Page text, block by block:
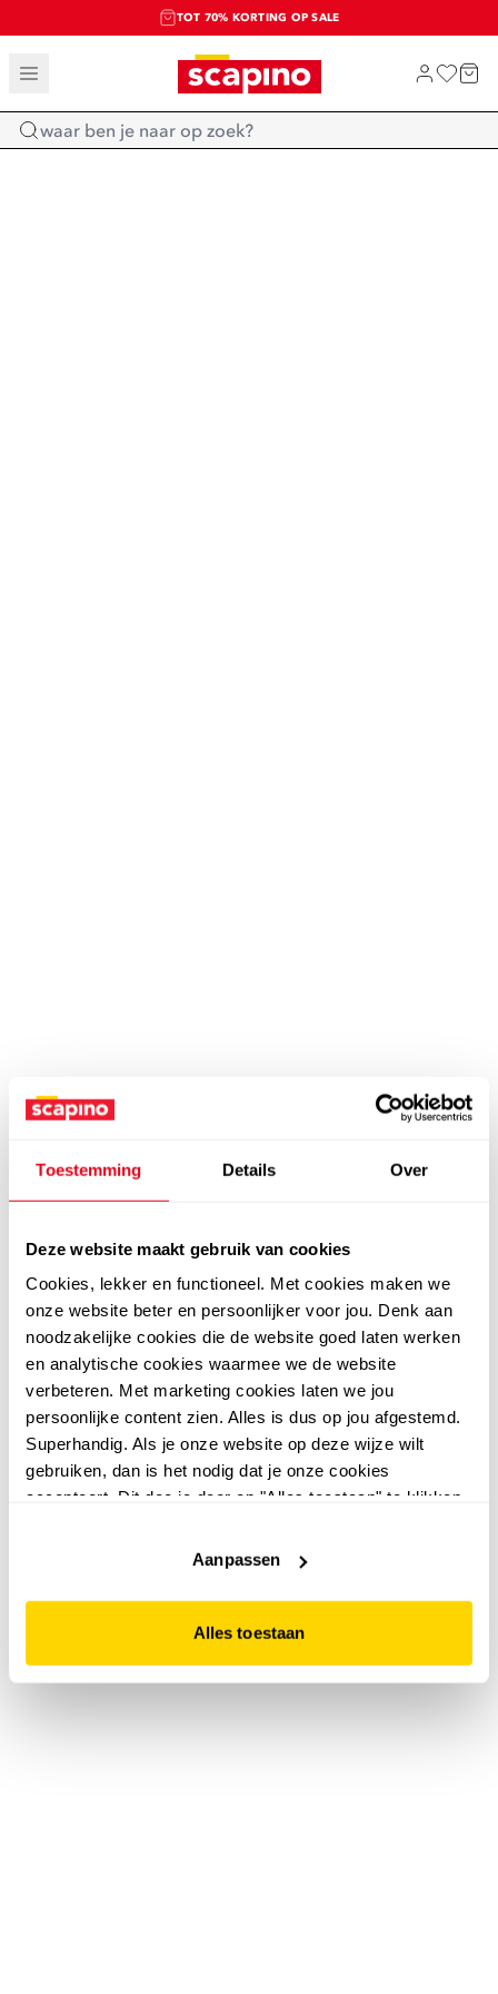
Toestemming Details Over
Deze website maakt gebruik van cookies
Cookies, lekker en functioneel. Met cookies maken we
onze website beter en persoonlijker voor jou. Denk aan
noodzakelijke cookies die de website goed laten werken
en analytische cookies waarmee we de website
verbeteren. Met marketing cookies laten we jou
persoonlijke content zien. Alles is dus op jou afgestemd.
Superhandig. Als je onze website op deze wijze wilt
gebruiken, dan is het nodig dat je onze cookies
accepteert. Dit doe je door op "Alles toestaan" te klikken.
website niet optimaal functioneert.
Aanpassen
Alles toestaan
TOT 70% KORTING OP SALE
SALE: LAATSTE KANS!
SHOP NIEUW
Home